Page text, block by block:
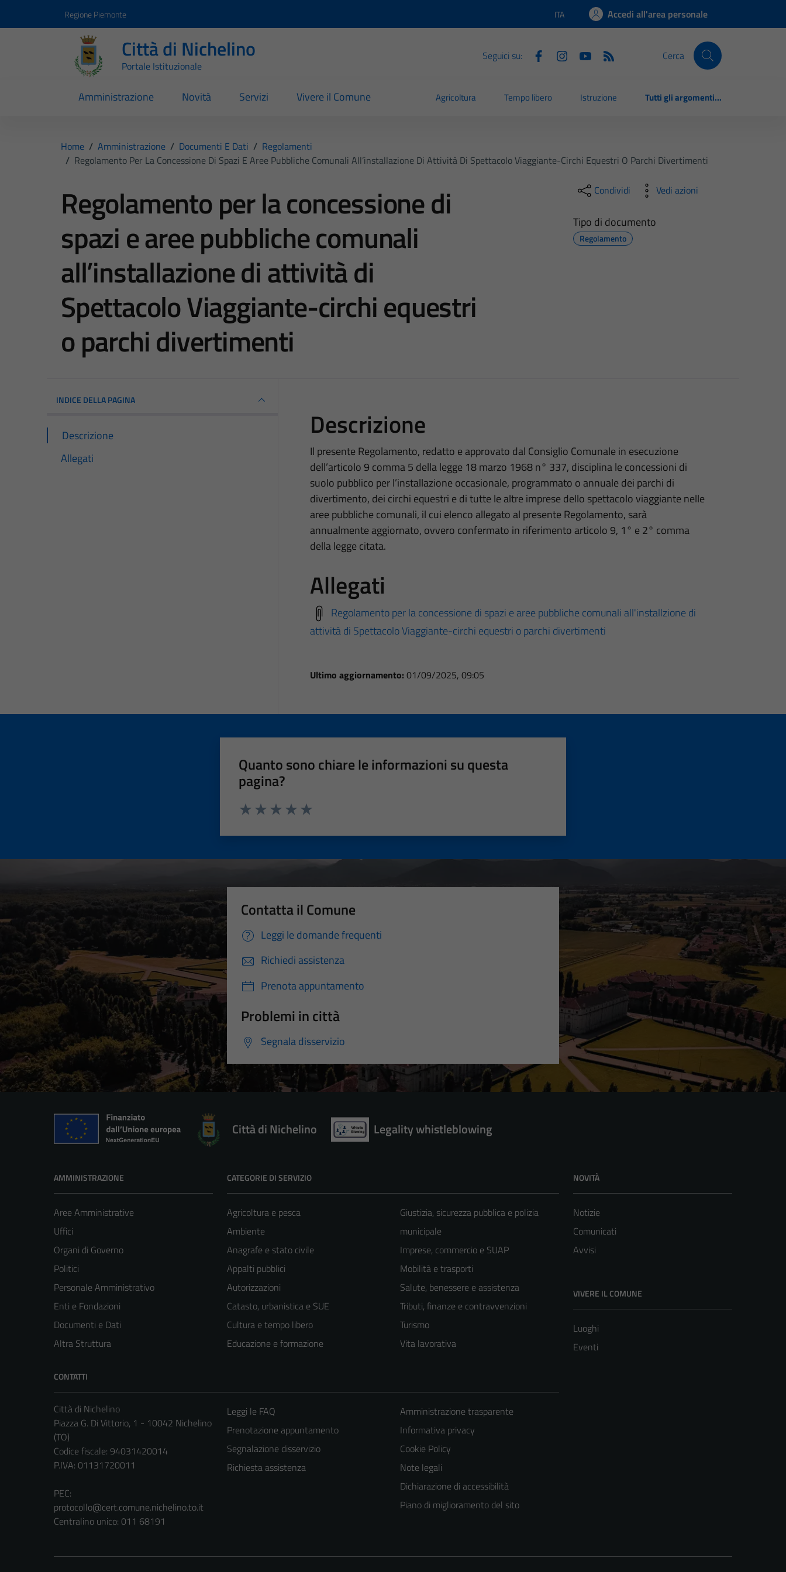
Regione Piemonte Lingua attiva:
ITA Accedi all'area personale
Città di Nichelino
Portale Istituzionale
Seguici su: Cerca
Amministrazione Novità Servizi Vivere il Comune Agricoltura Tempo libero Istruzione Tutti gli argomenti...
Home / Amministrazione / Documenti E Dati / Regolamenti
/ Regolamento Per La Concessione Di Spazi E Aree Pubbliche Comunali All’installazione Di Attività Di Spettacolo Viaggiante-Circhi Equestri O Parchi Divertimenti
Regolamento per la concessione di
spazi e aree pubbliche comunali
all’installazione di attività di
Spettacolo Viaggiante-circhi equestri
o parchi divertimenti
Condividi Vedi azioni
Tipo di documento
Regolamento
INDICE DELLA PAGINA
Descrizione
Allegati
Descrizione
Il presente Regolamento, redatto e approvato dal Consiglio Comunale in esecuzione
dell’articolo 9 comma 5 della legge 18 marzo 1968 n° 337, disciplina le concessioni di
suolo pubblico per l’installazione occasionale, programmato o annuale dei parchi di
divertimento, dei circhi equestri e di tutte le altre imprese dello spettacolo viaggiante nelle
aree pubbliche comunali, il cui elenco allegato al presente Regolamento, sarà
annualmente aggiornato, ovvero confermato in riferimento articolo 9, 1° e 2° comma
della legge citata.
Allegati
Regolamento per la concessione di spazi e aree pubbliche comunali all'installzione di
attività di Spettacolo Viaggiante-circhi equestri o parchi divertimenti
Ultimo aggiornamento: 01/09/2025, 09:05
Quanto sono chiare le informazioni su questa
pagina?
Contatta il Comune
Leggi le domande frequenti
Richiedi assistenza
Prenota appuntamento
Problemi in città
Segnala disservizio
Città di Nichelino Legality whistleblowing
AMMINISTRAZIONE
Aree Amministrative
Uffici
Organi di Governo
Politici
Personale Amministrativo
Enti e Fondazioni
Documenti e Dati
Altra Struttura
CATEGORIE DI SERVIZIO
Agricoltura e pesca
Ambiente
Anagrafe e stato civile
Appalti pubblici
Autorizzazioni
Catasto, urbanistica e SUE
Cultura e tempo libero
Educazione e formazione
Giustizia, sicurezza pubblica e polizia
municipale
Imprese, commercio e SUAP
Mobilità e trasporti
Salute, benessere e assistenza
Tributi, finanze e contravvenzioni
Turismo
Vita lavorativa
NOVITÀ
Notizie
Comunicati
Avvisi
VIVERE IL COMUNE
Luoghi
Eventi
CONTATTI
Città di Nichelino
Piazza G. Di Vittorio, 1 - 10042 Nichelino
(TO)
Codice fiscale: 94031420014
P.IVA: 01131720011
PEC:
protocollo@cert.comune.nichelino.to.it
Centralino unico: 011 68191
Leggi le FAQ
Prenotazione appuntamento
Segnalazione disservizio
Richiesta assistenza
Amministrazione trasparente
Informativa privacy
Cookie Policy
Note legali
Dichiarazione di accessibilità
Piano di miglioramento del sito